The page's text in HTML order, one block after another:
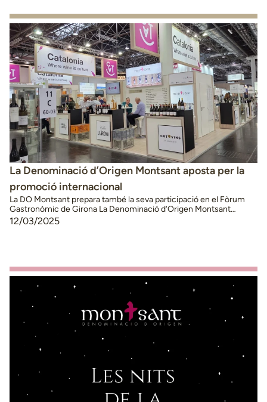
La Denominació d’Origen Montsant aposta per la
promoció internacional
La DO Montsant prepara també la seva participació en el Fòrum
Gastronòmic de Girona La Denominació d’Origen Montsant
prepara diverses accions al llarg de tot el 2025 per tal de continuar
reforçant la marca a escala internacional. Així, la pròxima setmana,
12/03/2025